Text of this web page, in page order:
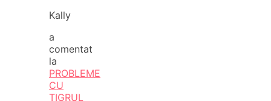
Kally
a
comentat
la
PROBLEME
CU
TIGRUL